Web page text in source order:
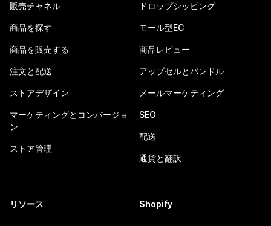
販売チャネル
商品を探す
商品を販売する
注文と配送
ストアデザイン
マーケティングとコンバージョ
ン
ストア管理
ドロップシッピング
モール型EC
商品レビュー
アップセルとバンドル
メールマーケティング
SEO
配送
通貨と翻訳
リソース Shopify